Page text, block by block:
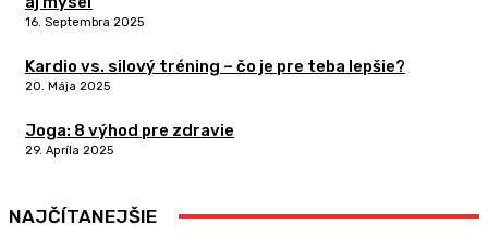
16. Septembra 2025
Kardio vs. silový tréning – čo je pre teba lepšie?
20. Mája 2025
Joga: 8 výhod pre zdravie
29. Apríla 2025
NAJČÍTANEJŠIE